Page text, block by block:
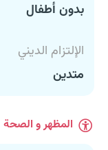
بدون أطفال
الإلتزام الديني
متدين
المظهر و الصحة